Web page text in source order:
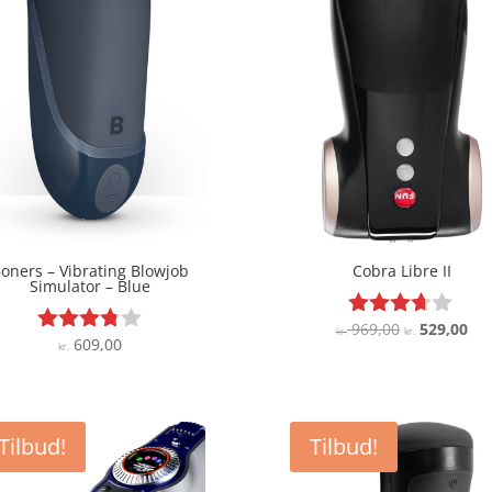
– Vibrating Blowjob
Simulator – Blue
Vurderet
kr. 609,00
Cobra Libre II
Vurderet
kr.969,00 Den
kr. 969,00.
kr.529,00Den
kr.
Tilbud!